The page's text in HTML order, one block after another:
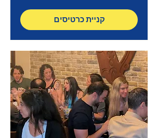
קניית כרטיסים